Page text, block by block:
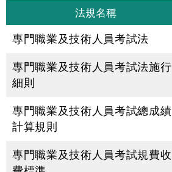
專門職業及技術人員考試法
專門職業及技術人員考試法施行
細則
專門職業及技術人員考試總成績
計算規則
專門職業及技術人員考試規費收